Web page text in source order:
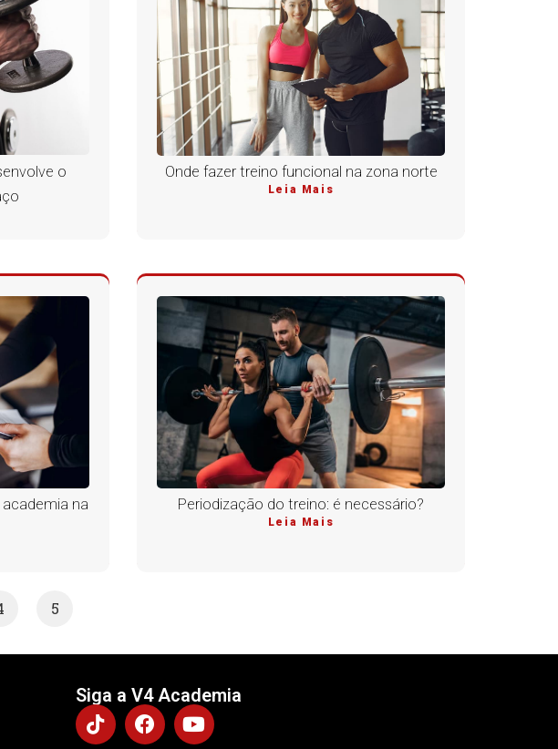
o
Onde fazer treino funcional na zona norte
Leia Mais
na
Periodização do treino: é necessário?
Leia Mais
5
Siga a V4 Academia